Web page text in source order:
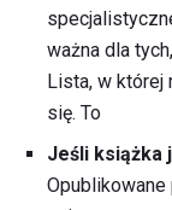
ważna dla
Lista, w której
się. To
Jeśli książka